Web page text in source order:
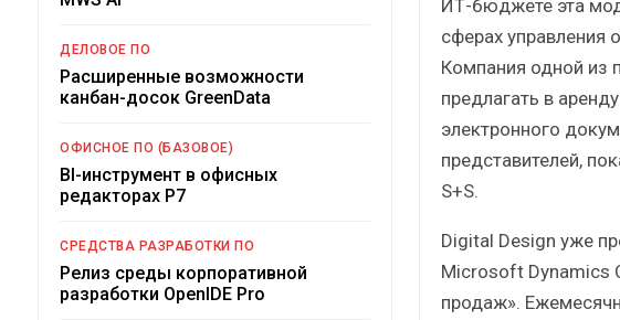
ИТ-бюджете эта
сферах управления
Компания одной из
предлагать в
электронного
представителей,
S+S.
Digital Design уже
Microsoft Dynamics
продаж».
ДЕЛОВОЕ ПО
Расширенные возможности
канбан-досок GreenData
ОФИСНОЕ ПО (БАЗОВОЕ)
BI-инструмент в офисных
редакторах Р7
СРЕДСТВА РАЗРАБОТКИ ПО
Релиз среды корпоративной
разработки OpenIDE Pro